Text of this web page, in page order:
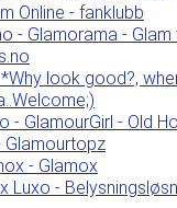
Online - fanklubb
- Glamorama -
look good?,
- GlamourGirl - Old
Glamourtopz
- Glamox
Luxo -